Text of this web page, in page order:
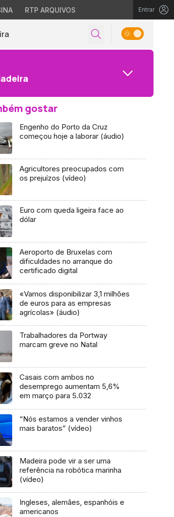
RTP ARQUIVOS Entrar
gostar
Engenho do Porto da Cruz
começou hoje a laborar (áudio)
Agricultores preocupados com
os prejuízos (vídeo)
Euro com queda ligeira face ao
dólar
Aeroporto de Bruxelas com
dificuldades no arranque do
certificado digital
«Vamos disponibilizar 3,1 milhões
de euros para as empresas
agrícolas» (áudio)
Trabalhadores da Portway
marcam greve no Natal
Casais com ambos no
desemprego aumentam 5,6%
em março para 5.032
“Nós estamos a vender vinhos
mais baratos” (vídeo)
Madeira pode vir a ser uma
referência na robótica marinha
(vídeo)
Ingleses, alemães, espanhóis e
americanos